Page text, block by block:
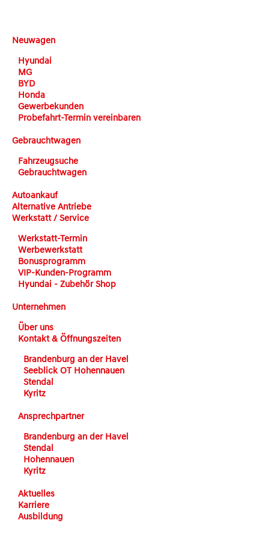
Neuwagen
Hyundai
MG
BYD
Honda
Gewerbekunden
Probefahrt-Termin vereinbaren
Gebrauchtwagen
Fahrzeugsuche
Gebrauchtwagen
Autoankauf
Alternative Antriebe
Werkstatt / Service
Werkstatt-Termin
Werbewerkstatt
Bonusprogramm
VIP-Kunden-Programm
Hyundai - Zubehör Shop
Unternehmen
Über uns
Kontakt & Öffnungszeiten
Brandenburg an der Havel
Seeblick OT Hohennauen
Stendal
Kyritz
Ansprechpartner
Brandenburg an der Havel
Stendal
Hohennauen
Kyritz
Aktuelles
Karriere
Ausbildung